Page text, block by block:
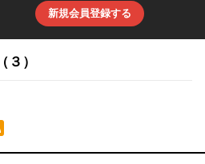
新規会員登録する
）